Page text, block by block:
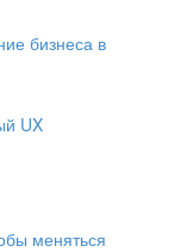
бизнеса в
UX
меняться